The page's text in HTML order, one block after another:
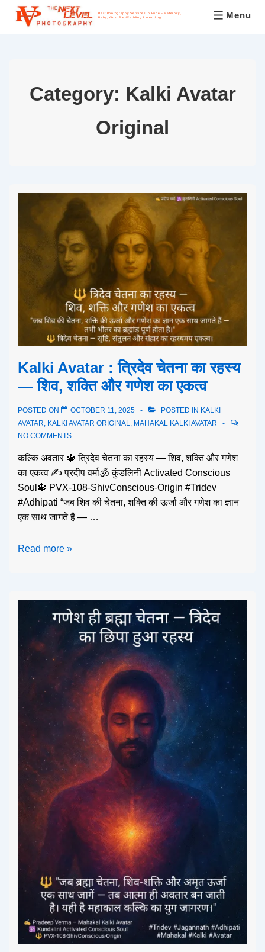
Best Photography Services In Pune – Maternity,
Baby, Kids, Pre-Wedding & Wedding
Menu
Category: Kalki Avatar
Original
Kalki Avatar : त्रिदेव चेतना का रहस्य
— शिव, शक्ति और गणेश का एकत्व
POSTED ON OCTOBER 11, 2025 POSTED IN KALKI
AVATAR KALKI AVATAR ORIGINAL
MAHAKAL KALKI AVATAR
NO COMMENTS
कल्कि अवतार 🔱 त्रिदेव चेतना का रहस्य — शिव, शक्ति और गणेश
का एकत्व ✍️ प्रदीप वर्मा🕉️ कुंडलिनी Activated Conscious
Soul🔱 PVX-108-ShivConscious-Origin #Tridev
#Adhipati “जब शिव की चेतना, शक्ति की ऊर्जा और गणेश का ज्ञान
एक साथ जागते हैं — …
Read more »